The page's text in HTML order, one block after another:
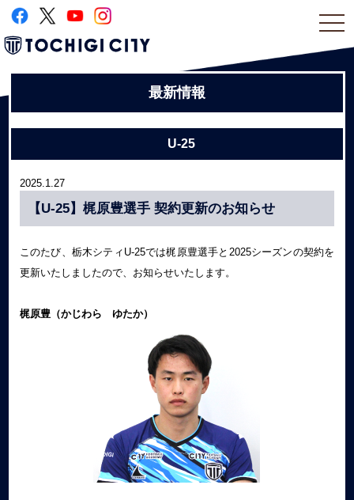
最新情報
U-25
2025.1.27
【U-25】梶原豊選手 契約更新のお知らせ
このたび、栃木シティU-25では梶原豊選手と2025シーズンの契約を
更新いたしましたので、お知らせいたします。
梶原豊（かじわら ゆたか）